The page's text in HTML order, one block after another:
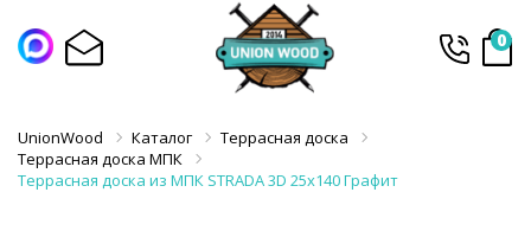
0
UnionWood Каталог
Террасная доска
Террасная доска МПК
Террасная доска из МПК STRADA 3D 25x140 Графит